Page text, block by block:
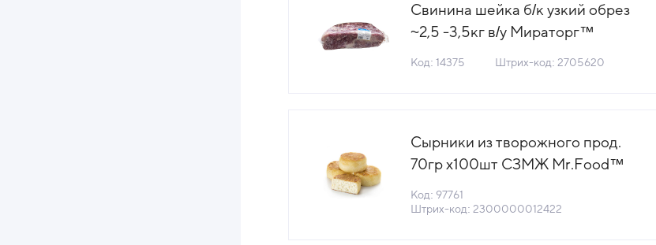
Свинина шейка б/к узкий обрез
~2,5 -3,5кг в/у Мираторг™
Код: 14375 Штрих-код: 2705620
Сырники из творожного прод.
70гр х100шт СЗМЖ Mr.Food™
(КОД 97761) (-18°С)
Код: 97761
Штрих-код: 2300000012422